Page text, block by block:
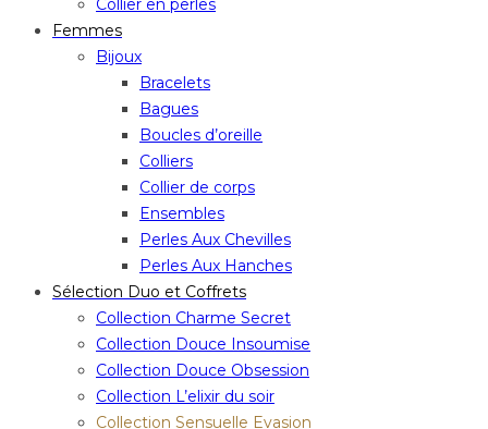
Collier en perles
Femmes
Bijoux
Bracelets
Bagues
Boucles d’oreille
Colliers
Collier de corps
Ensembles
Perles Aux Chevilles
Perles Aux Hanches
Sélection Duo et Coffrets
Collection Charme Secret
Collection Douce Insoumise
Collection Douce Obsession
Collection L’elixir du soir
Collection Sensuelle Evasion